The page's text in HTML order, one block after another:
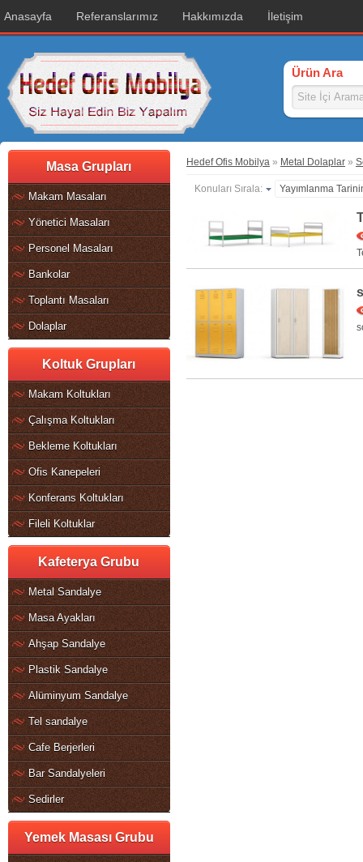
Anasayfa Referanslarımız Hakkımızda İletişim
Ürün Ara
Masa Grupları
Makam Masaları
Yönetici Masaları
Personel Masaları
Bankolar
Toplantı Masaları
Dolaplar
Koltuk Grupları
Makam Koltukları
Çalışma Koltukları
Bekleme Koltukları
Ofis Kanepeleri
Konferans Koltukları
Fileli Koltuklar
Kafeterya Grubu
Metal Sandalye
Masa Ayakları
Ahşap Sandalye
Plastik Sandalye
Alüminyum Sandalye
Tel sandalye
Cafe Berjerleri
Bar Sandalyeleri
Sedirler
Yemek Masası Grubu
Hedef Ofis Mobilya » Metal Dolaplar »
Konuları Sırala: Yayımlanma